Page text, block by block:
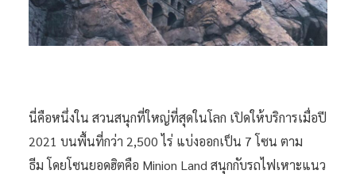
นี่คือหนึ่งใน สวนสนุกที่ใหญ่ที่สุดในโลก เปิดให้บริการเมื่อปี
2021 บนพื้นที่กว่า 2,500 ไร่ แบ่งออกเป็น 7 โซน ตาม
ธีม โดยโซนยอดฮิตคือ Minion Land สนุกกับรถไฟเหาะแนว